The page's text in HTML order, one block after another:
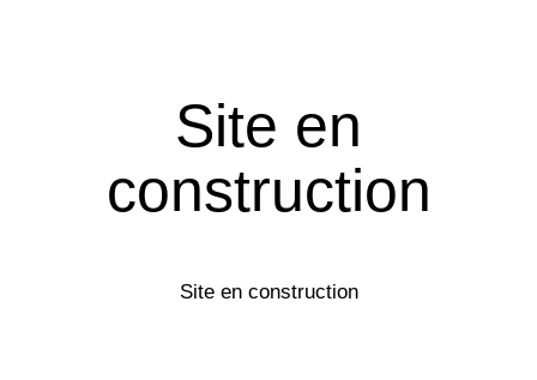
Site en
construction
Site en construction